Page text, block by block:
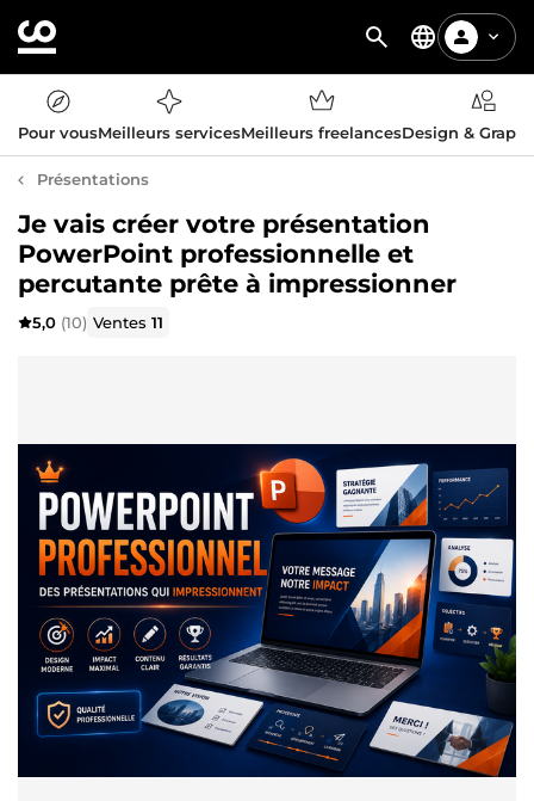
Pour vousMeilleurs servicesMeilleurs freelancesDesign &
Présentations
Je vais créer votre présentation
PowerPoint professionnelle et
percutante prête à impressionner
5,0 (10) Ventes11